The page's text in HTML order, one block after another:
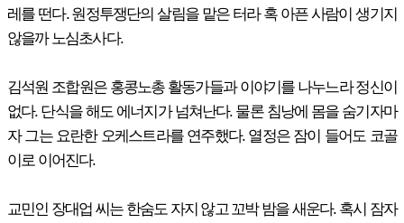
레를 떤다. 원정투쟁단의 살림을 맡은 터라 혹 아픈 사람이 생기지
않을까 노심초사다.
김석원 조합원은 홍콩노총 활동가들과 이야기를 나누느라 정신이
없다. 단식을 해도 에너지가 넘쳐난다. 물론 침낭에 몸을 숨기자마
자 그는 요란한 오케스트라를 연주했다. 열정은 잠이 들어도 코골
이로 이어진다.
교민인 장대업 씨는 한숨도 자지 않고 꼬박 밤을 새운다. 혹시 잠자